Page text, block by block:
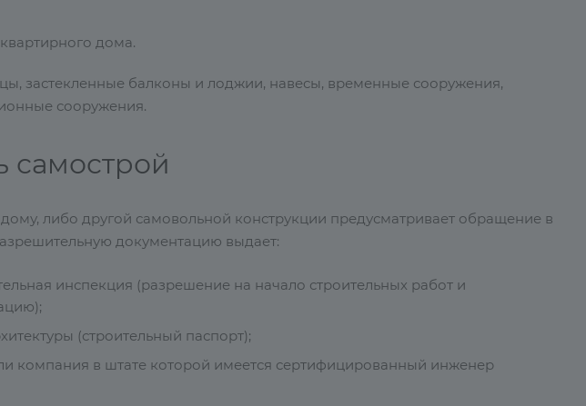
дома.
застекленные балконы и лоджии, навесы, временные сооружения,
сооружения.
самострой
либо другой самовольной конструкции предусматривает обращение в
документацию выдает:
инспекция (разрешение на начало строительных работ и
(строительный паспорт);
компания в штате которой имеется сертифицированный инженер